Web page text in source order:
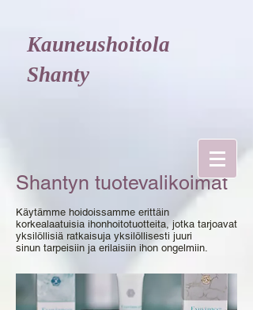
Kauneushoitola
Shanty
Shantyn tuotevalikoimat
Käytämme hoidoissamme erittäin
korkealaatuisia ihonhoitotuotteita, jotka tarjoavat
yksilöllisiä ratkaisuja yksilöllisesti juuri
sinun tarpeisiin ja erilaisiin ihon ongelmiin.